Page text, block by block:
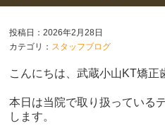
投稿日：2026年2月28日
カテゴリ： スタッフブログ
こんにちは、武蔵小山KT矯正
本日は当院で取り扱っている
しま